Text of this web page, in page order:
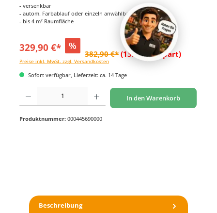
- versenkbar
- autom. Farbablauf oder einzeln anwählbar
- bis 4 m² Raumfläche
329,90 €* %
382,90 €* (13.84% gespart)
Preise inkl. MwSt. zzgl. Versandkosten
Sofort verfügbar, Lieferzeit: ca. 14 Tage
Produkt Anzahl: Gib den gewünschten Wert ein oder benutze die Schaltflächen um
In den Warenkorb
Produktnummer: 000445690000
Beschreibung